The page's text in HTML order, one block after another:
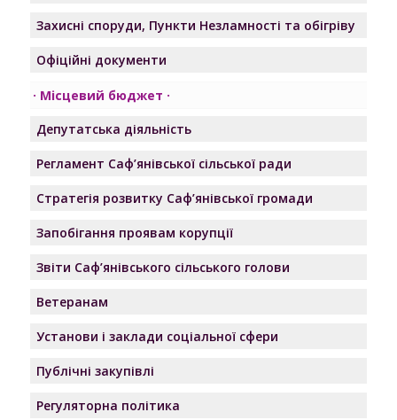
Захисні споруди, Пункти Незламності та обігріву
Офіційні документи
Місцевий бюджет
Депутатська діяльність
Регламент Саф’янівської сільської ради
Стратегія розвитку Саф’янівської громади
Запобігання проявам корупції
Звіти Саф’янівського сільського голови
Ветеранам
Установи і заклади соціальної сфери
Публічні закупівлі
Регуляторна політика